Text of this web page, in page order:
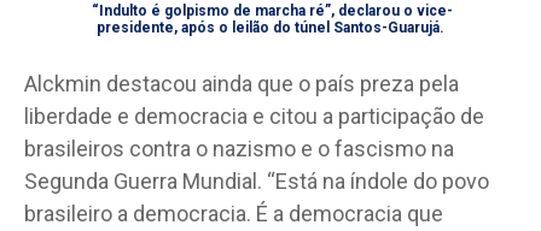
“Indulto é golpismo de marcha ré”, declarou o vice-
presidente, após o leilão do túnel Santos-Guarujá.
Alckmin destacou ainda que o país preza pela
liberdade e democracia e citou a participação de
brasileiros contra o nazismo e o fascismo na
Segunda Guerra Mundial. “Está na índole do povo
brasileiro a democracia. É a democracia que